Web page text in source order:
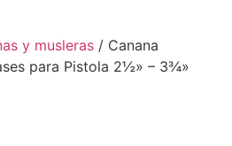
y musleras / Canana
para Pistola 2½» – 3¾»